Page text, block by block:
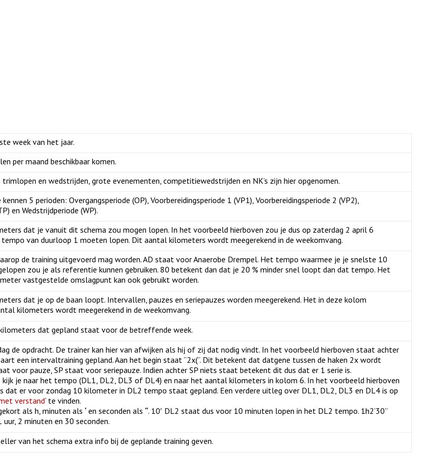
week van het jaar.
per maand beschikbaar komen.
en wedstrijden, grote evenementen, competitiewedstrijden en NK’s zijn hier opgenomen.
kennen 5 perioden: Overgangsperiode (OP), Voorbereidingsperiode 1 (VP1), Voorbereidingsperiode 2 (VP2),
en Wedstrijdperiode (WP).
dat je vanuit dit schema zou mogen lopen. In het voorbeeld hierboven zou je dus op zaterdag 2 april 6
van duurloop 1 moeten lopen. Dit aantal kilometers wordt meegerekend in de weekomvang.
de training uitgevoerd mag worden. AD staat voor Anaerobe Drempel. Het tempo waarmee je je snelste 10
zou je als referentie kunnen gebruiken. 80 betekent dan dat je 20 % minder snel loopt dan dat tempo. Het
vastgestelde omslagpunt kan ook gebruikt worden.
dat je op de baan loopt. Intervallen, pauzes en seriepauzes worden meegerekend. Het in deze kolom
kilometers wordt meegerekend in de weekomvang.
dat gepland staat voor de betreffende week.
de opdracht. De trainer kan hier van afwijken als hij of zij dat nodig vindt. In het voorbeeld hierboven staat achter
een intervaltraining gepland. Aan het begin staat “2x(“. Dit betekent dat datgene tussen de haken 2x wordt
voor pauze, SP staat voor seriepauze. Indien achter SP niets staat betekent dit dus dat er 1 serie is.
kijk je naar het tempo (DL1, DL2, DL3 of DL4) en naar het aantal kilometers in kolom 6. In het voorbeeld hierboven
dat er voor zondag 10 kilometer in DL2 tempo staat gepland. Een verdere uitleg over DL1, DL2, DL3 en DL4 is op
verstand‘ te vinden.
als h, minuten als ‘ en seconden als “. 10′ DL2 staat dus voor 10 minuten lopen in het DL2 tempo. 1h2’30”
2 minuten en 30 seconden.
van het schema extra info bij de geplande training geven.